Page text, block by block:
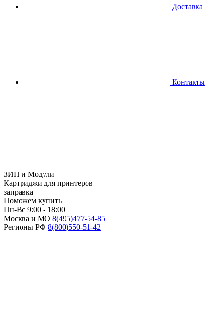
Доставка
Контакты
ЗИП и Модули
Картриджи для принтеров
заправка
Поможем купить
Пн-Вс 9:00 - 18:00
Москва и МО 8(495)477-54-85
Регионы РФ 8(800)550-51-42